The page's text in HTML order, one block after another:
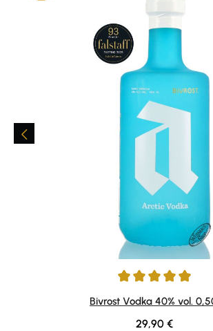
Durchschnittliche Bewertung von 5 von 5
Bivrost Vodka 40% vol.
Regulärer Preis:
29,90 €